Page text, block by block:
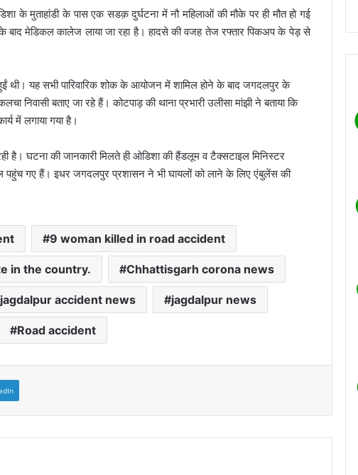
के मुताहांडी के पास एक सडक़ दुर्घटना में नौ महिलाओं की मौके पर ही मौत हो गई
बाद मेडिकल कालेज लाया जा रहा है। हादसे की वजह तेज रफ्तार पिकअप के पेड़ से
थी। यह सभी पारिवारिक शोक के आयोजन में शामिल होने के बाद जगदलपुर के
बताए जा रहे हैं। कोटपाड़ की थाना प्रभारी उलीसा मांझी ने बताया कि
में लगाया गया है।
है। घटना की जानकारी मिलते ही ओडिशा की हैंडलूम व टैक्सटाइल मिनिस्टर
पहुंच गए हैं। इधर जगदलपुर प्रशासन ने भी घायलों को लाने के लिए एंबुलेंस की
9 woman killed in road accident
in the country. Chhattisgarh corona news
jagdalpur accident news jagdalpur news
Road accident